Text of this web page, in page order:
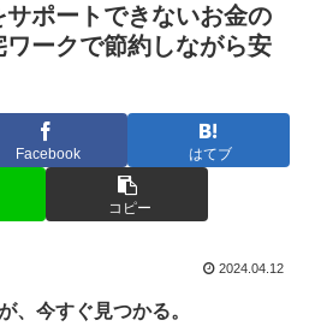
ポートできないお金の
ークで節約しながら安
Facebook はてブ
コピー
2024.04.12
、今すぐ見つかる。